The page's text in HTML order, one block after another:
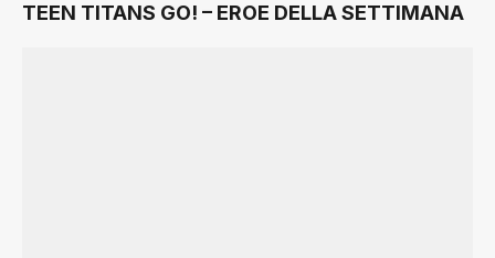
TEEN TITANS GO! – EROE DELLA SETTIMANA